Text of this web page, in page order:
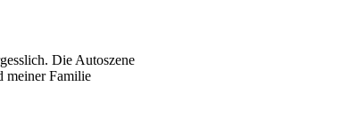
Die Autoszene
meiner Familie